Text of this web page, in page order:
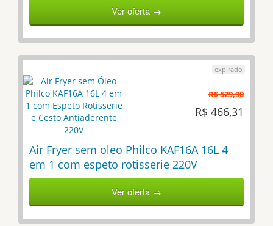
Ver oferta →
R$ 529,90
R$ 466,31
Air Fryer sem oleo Philco KAF16A 16L 4
em 1 com espeto rotisserie 220V
Ver oferta →